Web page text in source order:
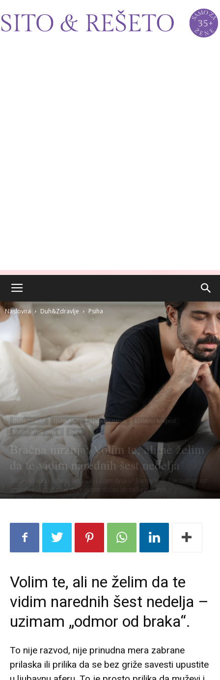
Naslovna Duh&Zdravlje Psiha
Duh&Zdravlje Ljubav&Seks Ljubavni odnosi
Ljubavni terapeut
Muško-ženski odnosi
Psiha
Bračna mržnja: Volim te, ali ne želim
da te vidim narednih šest nedelja
Šta znači kada ljubav i bes žive u istom braku? Saznajte da li je “odmor od
braka” rešenje ili znak da je odnos došao do tačke pucanja.
Volim te, ali ne želim da te
vidim narednih šest nedelja –
uzimam „odmor od braka“.
To nije razvod, nije prinudna mera zabrane
prilaska ili prilika da se bez griže savesti upustite